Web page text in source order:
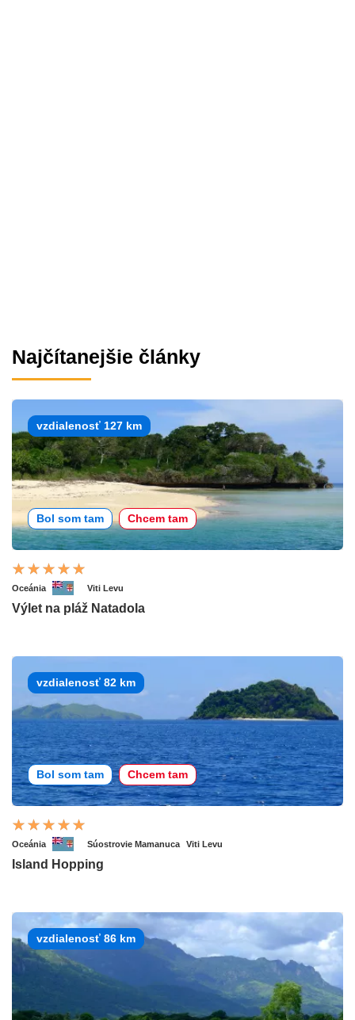
Najčítanejšie články
vzdialenosť 127 km
Bol som tam Chcem tam
Oceánia Viti Levu
Výlet na pláž Natadola
vzdialenosť 82 km
Bol som tam Chcem tam
Oceánia Súostrovie Mamanuca Viti Levu
Island Hopping
vzdialenosť 86 km